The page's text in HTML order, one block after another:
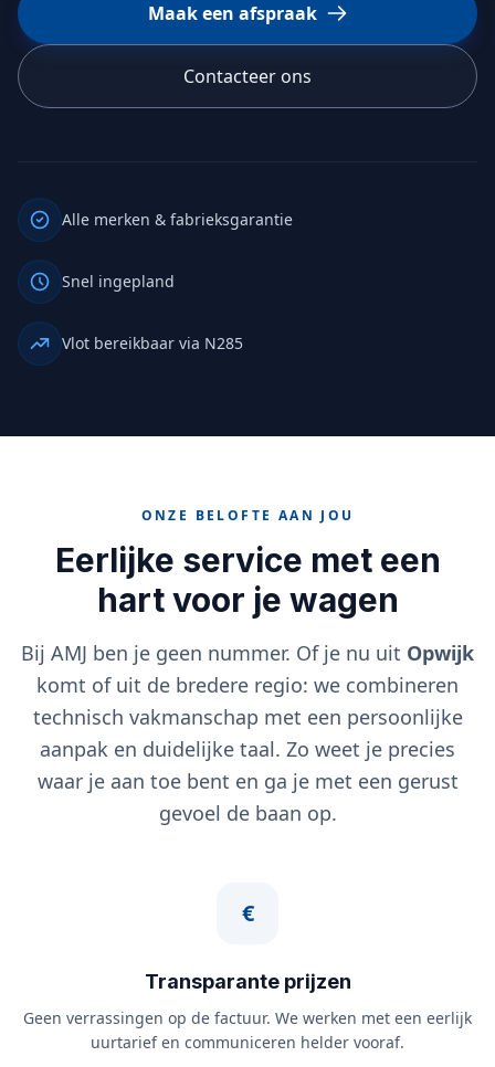
Maak een afspraak
Contacteer ons
Alle merken & fabrieksgarantie
Snel ingepland
Vlot bereikbaar via N285
ONZE BELOFTE AAN JOU
Eerlijke service met een
hart voor je wagen
Bij AMJ ben je geen nummer. Of je nu uit Opwijk
komt of uit de bredere regio: we combineren
technisch vakmanschap met een persoonlijke
aanpak en duidelijke taal. Zo weet je precies
waar je aan toe bent en ga je met een gerust
gevoel de baan op.
€
Transparante prijzen
Geen verrassingen op de factuur. We werken met een eerlijk
uurtarief en communiceren helder vooraf.